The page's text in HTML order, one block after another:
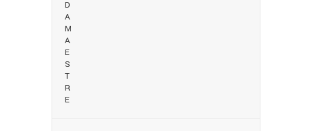
D
A
M
A
E
S
T
R
E